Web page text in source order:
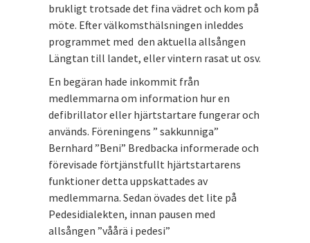
brukligt trotsade det fina vädret och kom på
möte. Efter välkomsthälsningen inleddes
programmet med den aktuella allsången
Längtan till landet, eller vintern rasat ut osv.
En begäran hade inkommit från
medlemmarna om information hur en
defibrillator eller hjärtstartare fungerar och
används. Föreningens ” sakkunniga”
Bernhard ”Beni” Bredbacka informerade och
förevisade förtjänstfullt hjärtstartarens
funktioner detta uppskattades av
medlemmarna. Sedan övades det lite på
Pedesidialekten, innan pausen med
allsången ”våårä i pedesi”